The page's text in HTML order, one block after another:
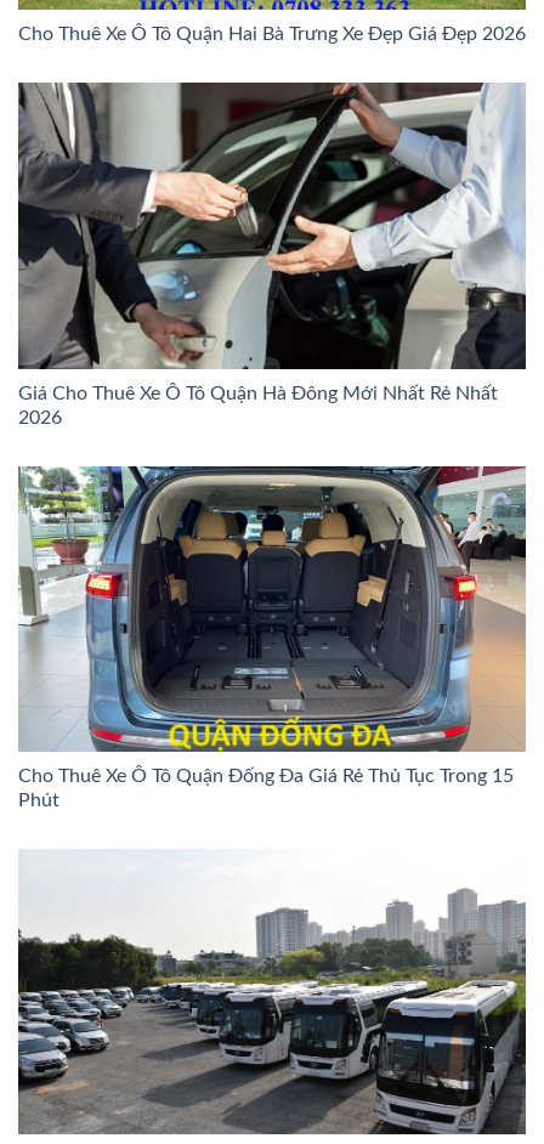
Cho Thuê Xe Ô Tô Quận Hai Bà Trưng Xe Đẹp Giá Đẹp 2026
Giá Cho Thuê Xe Ô Tô Quận Hà Đông Mới Nhất Rẻ Nhất
2026
Cho Thuê Xe Ô Tô Quận Đống Đa Giá Rẻ Thủ Tục Trong 15
Phút